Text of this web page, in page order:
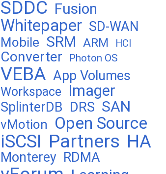
SDDC Fusion
Whitepaper SD-WAN
Mobile SRM ARM HCI
Converter Photon OS
VEBA App Volumes
Workspace Imager
SplinterDB DRS SAN
vMotion Open Source
iSCSI Partners HA
Monterey RDMA